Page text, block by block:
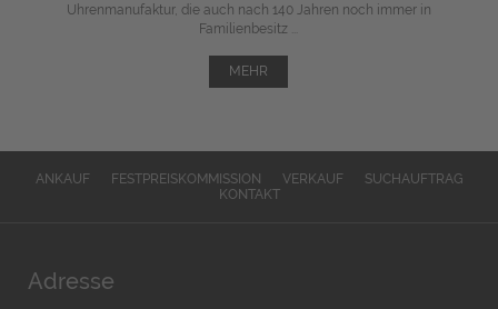
Uhrenmanufaktur, die auch nach 140 Jahren noch immer in
Familienbesitz ...
MEHR
ANKAUF FESTPREISKOMMISSION VERKAUF
SUCHAUFTRAG
KONTAKT
Adresse